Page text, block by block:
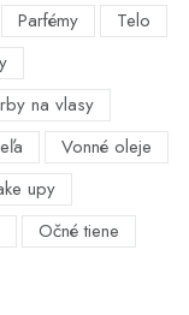
Parfémy
Telo
na vlasy
Vonné oleje
upy
Očné tiene